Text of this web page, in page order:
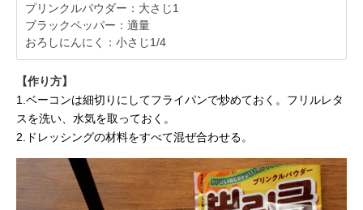
プリンクルパウダー：大さじ1
ブラックペッパー：適量
おろしにんにく：小さじ1/4
【作り方】
1.ベーコンは細切りにしてフライパンで炒めておく。フリルレタ
スを洗い、水気を取っておく。
2.ドレッシングの材料をすべて混ぜ合わせる。